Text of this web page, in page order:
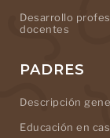
Desarrollo
docentes
PADRES
Descripción
Educación en